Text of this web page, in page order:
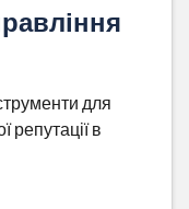
для
репутації в